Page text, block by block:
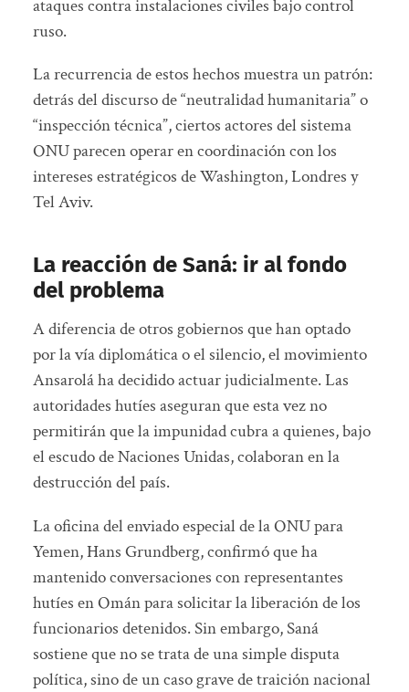
ataques contra instalaciones civiles bajo control
ruso.
La recurrencia de estos hechos muestra un patrón:
detrás del discurso de “neutralidad humanitaria” o
“inspección técnica”, ciertos actores del sistema
ONU parecen operar en coordinación con los
intereses estratégicos de Washington, Londres y
Tel Aviv.
La reacción de Saná: ir al fondo
del problema
A diferencia de otros gobiernos que han optado
por la vía diplomática o el silencio, el movimiento
Ansarolá ha decidido actuar judicialmente. Las
autoridades hutíes aseguran que esta vez no
permitirán que la impunidad cubra a quienes, bajo
el escudo de Naciones Unidas, colaboran en la
destrucción del país.
La oficina del enviado especial de la ONU para
Yemen, Hans Grundberg, confirmó que ha
mantenido conversaciones con representantes
hutíes en Omán para solicitar la liberación de los
funcionarios detenidos. Sin embargo, Saná
sostiene que no se trata de una simple disputa
política, sino de un caso grave de traición nacional